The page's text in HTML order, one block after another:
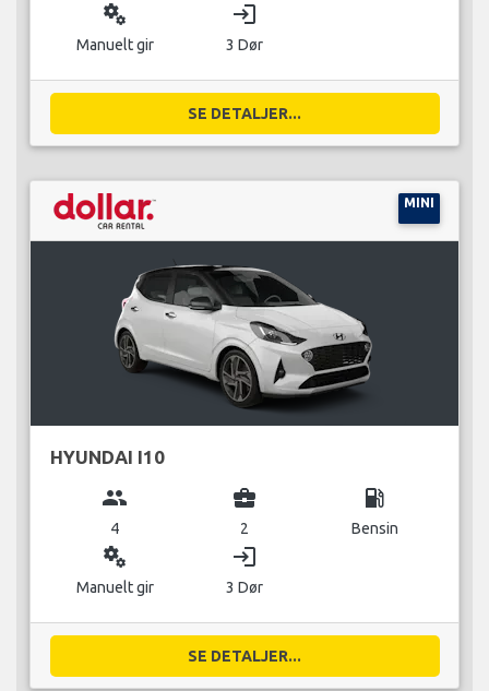
miscellaneous_services
Manuelt gir
login
3 Dør
SE DETALJER...
MINI
HYUNDAI I10
group
4
business_center
2
local_gas_station
Bensin
miscellaneous_services
Manuelt gir
login
3 Dør
SE DETALJER...